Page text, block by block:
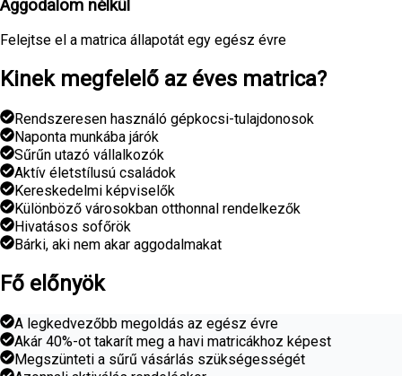
Aggodalom nélkül
Felejtse el a matrica állapotát egy egész évre
Kinek megfelelő az éves matrica?
Rendszeresen használó gépkocsi-tulajdonosok
Naponta munkába járók
Sűrűn utazó vállalkozók
Aktív életstílusú családok
Kereskedelmi képviselők
Különböző városokban otthonnal rendelkezők
Hivatásos sofőrök
Bárki, aki nem akar aggodalmakat
Fő előnyök
A legkedvezőbb megoldás az egész évre
Akár 40%-ot takarít meg a havi matricákhoz képest
Megszünteti a sűrű vásárlás szükségességét